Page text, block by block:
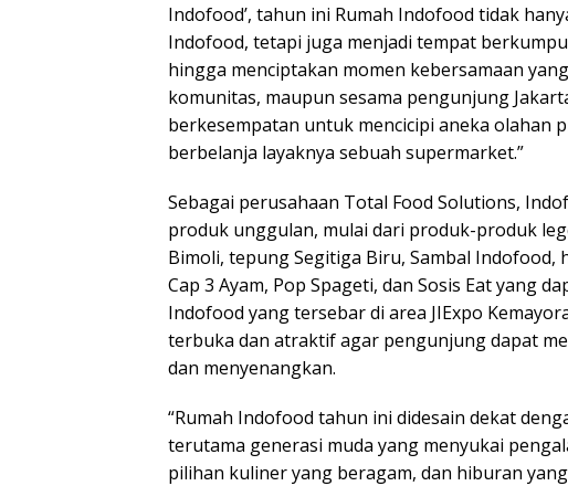
Indofood’, tahun ini Rumah Indofood tidak
Indofood, tetapi juga menjadi tempat
hingga menciptakan momen kebersamaan
komunitas, maupun sesama pengunjung
berkesempatan untuk mencicipi aneka olahan
berbelanja layaknya sebuah supermarket.”
Sebagai perusahaan Total Food Solutions,
produk unggulan, mulai dari produk-produk
Bimoli, tepung Segitiga Biru, Sambal
Cap 3 Ayam, Pop Spageti, dan Sosis Eat yang
Indofood yang tersebar di area JIExpo
terbuka dan atraktif agar pengunjung dapat
dan menyenangkan.
“Rumah Indofood tahun ini didesain dekat
terutama generasi muda yang menyukai
pilihan kuliner yang beragam, dan hiburan